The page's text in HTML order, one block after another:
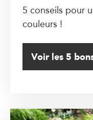
5 conseils pour
couleurs !
Voir les 5